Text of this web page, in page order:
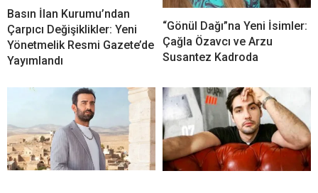
Basın İlan Kurumu’ndan
Çarpıcı Değişiklikler: Yeni
Yönetmelik Resmi Gazete’de
Yayımlandı
“Gönül Dağı”na Yeni İsimler:
Çağla Özavcı ve Arzu
Susantez Kadroda